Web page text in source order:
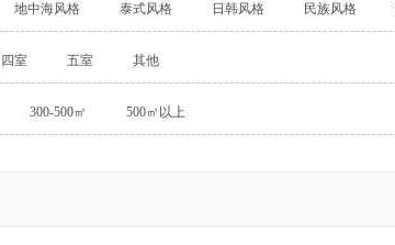
地中海风格 泰式风格 日韩风格 民族风格
四室 五室 其他
300-500㎡ 500㎡以上